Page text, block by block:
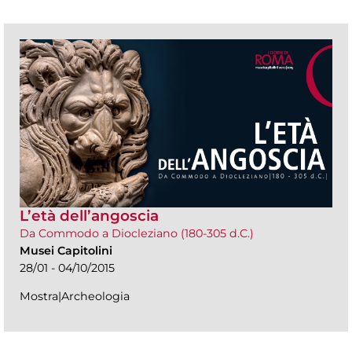
L’età dell’angoscia
Da Commodo a Diocleziano (180-305 d.C.)
Musei Capitolini
28/01 - 04/10/2015
Mostra|Archeologia